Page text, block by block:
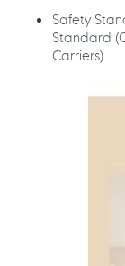
Safety
Standard
Carriers)